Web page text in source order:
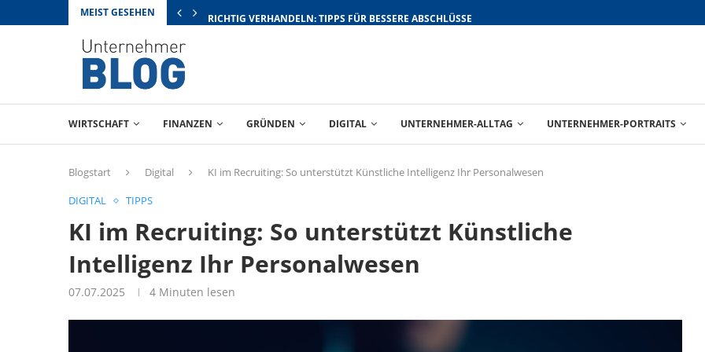
MEIST GESEHEN RICHTIG VERHANDELN: TIPPS FÜR BESSERE ABSCHLÜSSE
WIRTSCHAFT FINANZEN GRÜNDEN DIGITAL UNTERNEHMER-ALLTAG UNTERNEHMER-PORTRAITS
Blogstart Digital
KI im Recruiting: So unterstützt Künstliche Intelligenz Ihr Personalwesen
DIGITAL
TIPPS
KI im Recruiting: So unterstützt Künstliche
Intelligenz Ihr Personalwesen
07.07.2025 4 Minuten lesen